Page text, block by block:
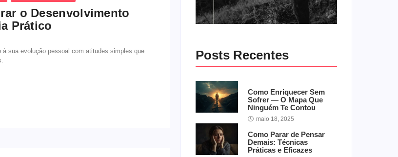
o Desenvolvimento
Prático
à sua evolução pessoal com atitudes simples que
Posts Recentes
Como Enriquecer Sem
Sofrer — O Mapa Que
Ninguém Te Contou
maio 18, 2025
Como Parar de Pensar
Demais: Técnicas
Práticas e Eficazes